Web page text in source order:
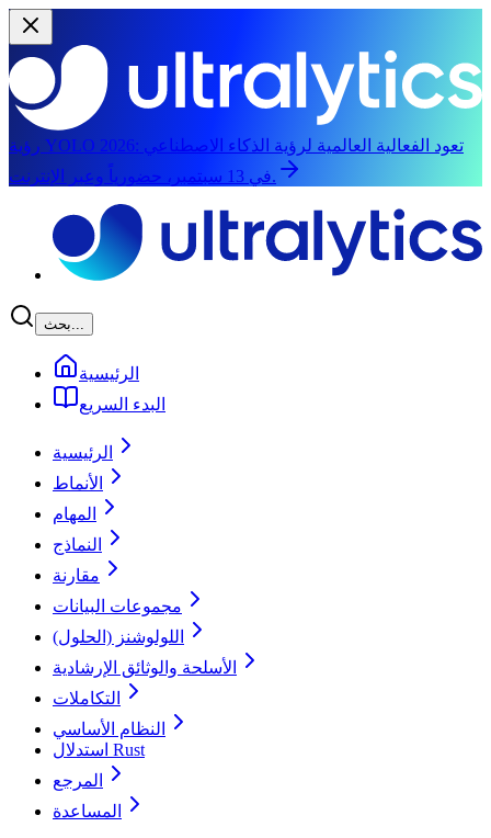
رؤية YOLO 2026: تعود الفعالية العالمية لرؤية الذكاء الاصطناعي
في 13 سبتمبر، حضورياً وعبر الإنترنت.
بحث...
الرئيسية
البدء السريع
الرئيسية
الأنماط
المهام
النماذج
مقارنة
مجموعات البيانات
اللولوشنز (الحلول)
الأسلحة والوثائق الإرشادية
التكاملات
النظام الأساسي
استدلال Rust
المرجع
المساعدة